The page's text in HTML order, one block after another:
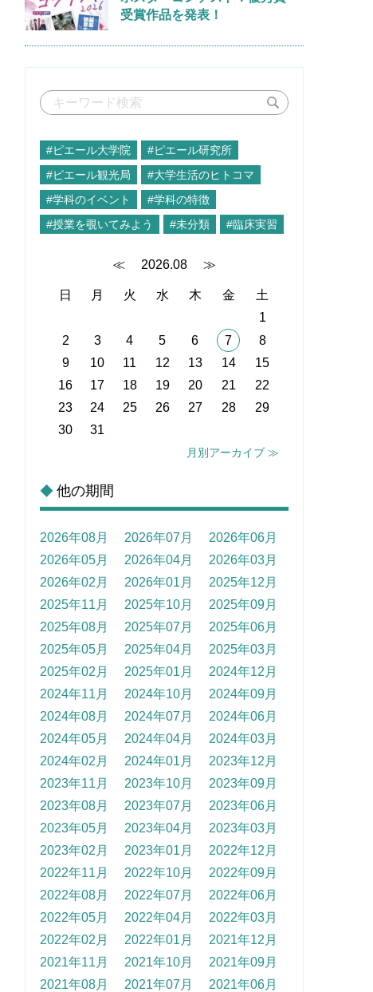
受賞作品を発表！
#ピエール大学院
#ピエール研究所
#ピエール観光局
#大学生活のヒトコマ
#学科のイベント
#学科の特徴
#授業を覗いてみよう
#未分類 #臨床実習
≪ 2026.08 ≫
日 月 火 水 木 金
土
1
2
3 4 5 6 7
8
9
10 11 12 13 14
15
16
17 18 19 20 21
22
23
24 25 26 27 28
29
30
31
月別アーカイブ ≫
◆ 他の期間
2026年08月 2026年07月
2026年06月
2026年05月
2026年04月
2026年03月
2026年02月
2026年01月
2025年12月
2025年11月
2025年10月
2025年09月
2025年08月
2025年07月
2025年06月
2025年05月
2025年04月
2025年03月
2025年02月
2025年01月
2024年12月
2024年11月
2024年10月
2024年09月
2024年08月
2024年07月
2024年06月
2024年05月
2024年04月
2024年03月
2024年02月
2024年01月
2023年12月
2023年11月
2023年10月
2023年09月
2023年08月
2023年07月
2023年06月
2023年05月
2023年04月
2023年03月
2023年02月
2023年01月
2022年12月
2022年11月
2022年10月
2022年09月
2022年08月
2022年07月
2022年06月
2022年05月
2022年04月
2022年03月
2022年02月
2022年01月
2021年12月
2021年11月
2021年10月
2021年09月
2021年08月
2021年07月
2021年06月